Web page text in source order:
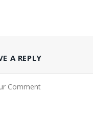
A REPLY